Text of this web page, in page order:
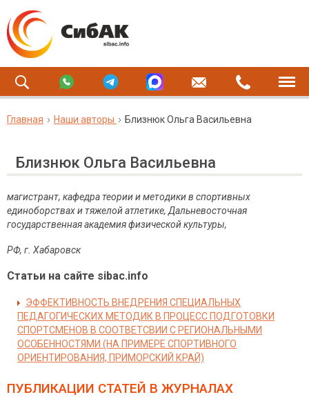
Главная Наши авторы Близнюк Ольга Васильевна
Близнюк Ольга Васильевна
магистрант, кафедра теории и методики в спортивных
единоборствах и тяжелой атлетике, Дальневосточная
государственная академия физической культуры,
РФ, г. Хабаровск
Статьи на сайте sibac.info
ЭФФЕКТИВНОСТЬ ВНЕДРЕНИЯ СПЕЦИАЛЬНЫХ
ПЕДАГОГИЧЕСКИХ МЕТОДИК В ПРОЦЕСС ПОДГОТОВКИ
СПОРТСМЕНОВ В СООТВЕТСВИИ С РЕГИОНАЛЬНЫМИ
ОСОБЕННОСТЯМИ (НА ПРИМЕРЕ СПОРТИВНОГО
ОРИЕНТИРОВАНИЯ, ПРИМОРСКИЙ КРАЙ)
ПУБЛИКАЦИИ СТАТЕЙ В ЖУРНАЛАХ